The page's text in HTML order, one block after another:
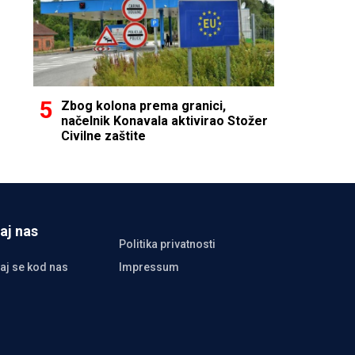
Zbog kolona prema granici,
načelnik Konavala aktivirao Stožer
Civilne zaštite
nas
Politika privatnosti
se kod nas
Impressum